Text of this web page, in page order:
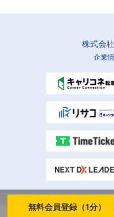
株式会
企業
Copyright (C)
無料会員登録（1分）